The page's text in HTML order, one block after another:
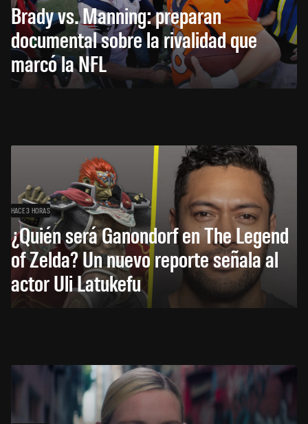
Brady vs. Manning: preparan
documental sobre la rivalidad que
marcó la NFL
HACE 3 HORAS
¿Quién será Ganondorf en The Legend
of Zelda? Un nuevo reporte señala al
actor Uli Latukefu